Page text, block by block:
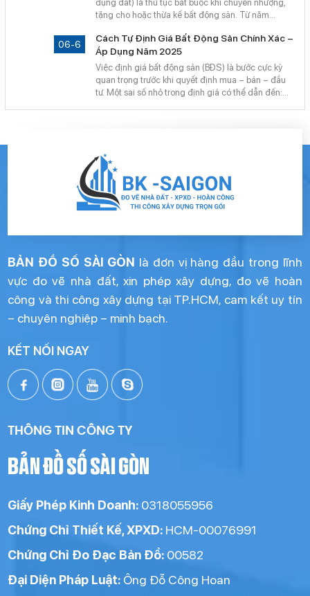
dụng đất) là thủ tục bắt buộc khi chuyển nhượng,
tặng cho hoặc thừa kế bất động sản. Từ năm
Đất đai 2024 và Nghị định 101/2024/NĐ-CP, bao
gồm thời hạn thực hiện, hồ sơ cần thiết và nghĩa vụ
tài chính.
06-6
Cách Tự Định Giá Bất Động Sản Chính Xác –
Áp Dụng Năm 2025
Việc định giá bất động sản (BĐS) là bước cực kỳ
quan trọng trước khi quyết định mua – bán – đầu
tư. Một sai số nhỏ trong định giá có thể dẫn đến:
BẢN ĐỒ SỐ SÀI GÒN là đơn vị hàng đầu trong lĩnh
vực đo vẽ nhà đất, xin phép xây dựng, đo vẽ hoàn
công và thi công xây dựng tại TP.HCM, cam kết uy tín
– chuyên nghiệp – minh bạch.
KẾT NỐI NGAY
THÔNG TIN CÔNG TY
BẢN ĐỒ SỐ SÀI GÒN
Giấy Phép Kinh Doanh: 0318055956
Chứng Chỉ Thiết Kế, XPXD: HCM-00076991
Chứng Chỉ Đo Đạc Bản Đồ: 00582
Đại Diện Pháp Luật: Ông Đỗ Công Hoan